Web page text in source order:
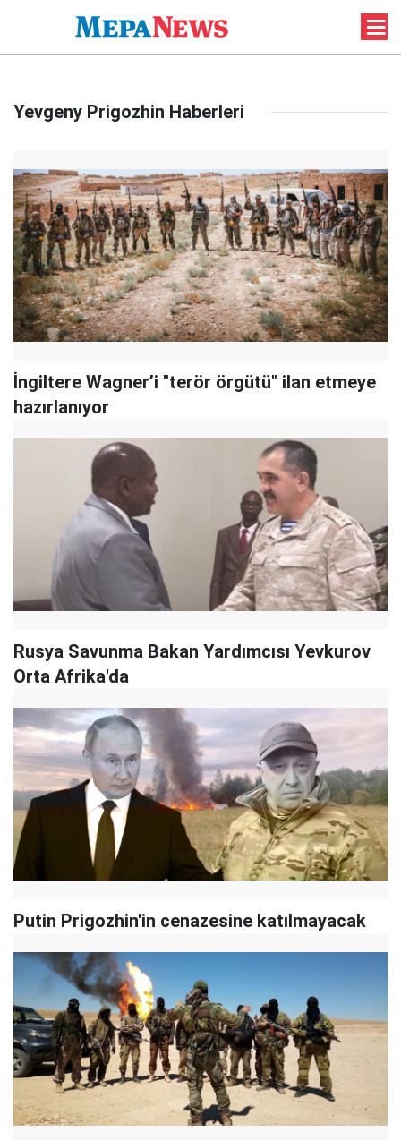
Yevgeny Prigozhin Haberleri
İngiltere Wagner’i "terör örgütü" ilan etmeye
hazırlanıyor
Rusya Savunma Bakan Yardımcısı Yevkurov
Orta Afrika'da
Putin Prigozhin'in cenazesine katılmayacak